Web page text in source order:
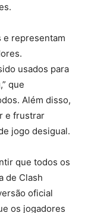
e representam
usados para
que
Além disso,
e frustrar
jogo desigual.
que todos os
de Clash
oficial
os jogadores